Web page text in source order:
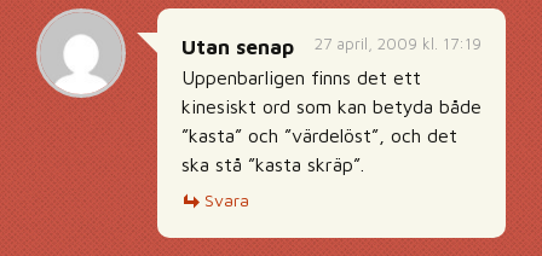
27 april, 2009 kl. 17:19
Utan senap
Uppenbarligen finns det ett
kinesiskt ord som kan betyda både
”kasta” och ”värdelöst”, och det
ska stå ”kasta skräp”.
Svara